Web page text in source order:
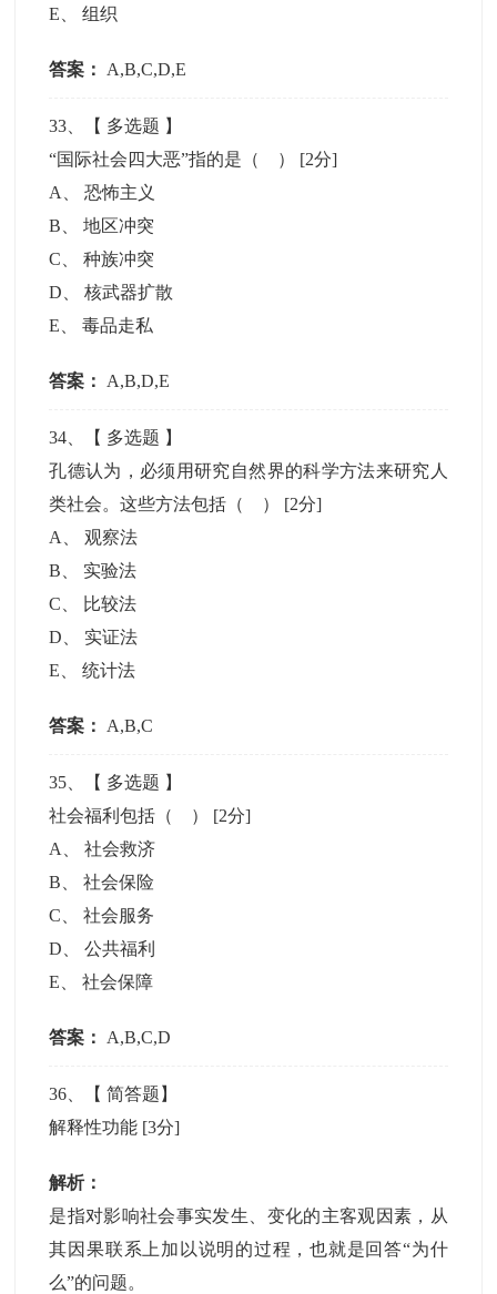
E 、组织
答案： A,B,C,D,E
33 、【 多选题 】
“国际社会四大恶”指的是（ ） [2分]
A
、恐怖主义
B 、地区冲突
C 、种族冲突
D 、核武器扩散
E 、毒品走私
答案： A,B,D,E
34 、【 多选题 】
孔德认为，必须用研究自然界的科学方法来研究人
类社会。这些方法包括（ ） [2分]
A
、观察法
B
实验法
C
比较法
D
实证法
E 、统计法
答案： A,B,C
35 、【 多选题 】
社会福利包括（ ） [2分]
A
、社会救济
B 、社会保险
C 、社会服务
D 、公共福利
E 、社会保障
答案： A,B,C,D
36 、【简答题 】
解释性功能 [3分]
解析：
是指对影响社会事实发生、变化的主客观因素，从
其因果联系上加以说明的过程，也就是回答“为什
么”的问题。